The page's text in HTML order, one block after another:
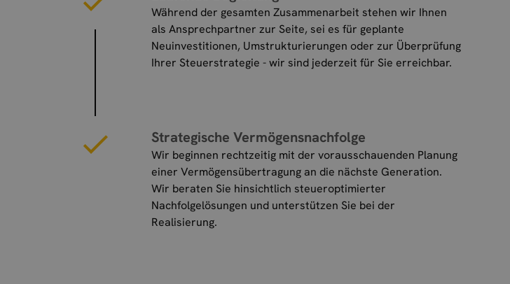
Während der gesamten Zusammenarbeit stehen wir Ihnen
als Ansprechpartner zur Seite, sei es für geplante
Neuinvestitionen, Umstrukturierungen oder zur Überprüfung
Ihrer Steuerstrategie - wir sind jederzeit für Sie erreichbar.
Strategische Vermögensnachfolge
Wir beginnen rechtzeitig mit der vorausschauenden Planung
einer Vermögensübertragung an die nächste Generation.
Wir beraten Sie hinsichtlich steueroptimierter
Nachfolgelösungen und unterstützen Sie bei der
Realisierung.